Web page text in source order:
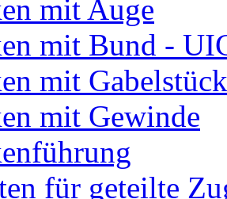
mit Auge
mit Bund -
mit Gabelstück
mit Gewinde
für geteilte